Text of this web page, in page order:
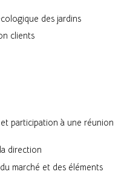
des jardins
clients
participation à une réunion
direction
marché et des éléments